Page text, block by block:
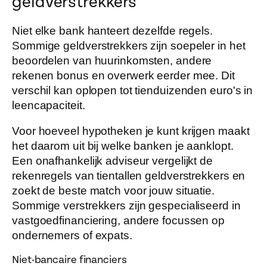
Niet elke bank hanteert dezelfde regels.
Sommige geldverstrekkers zijn soepeler in het
beoordelen van huurinkomsten, andere
rekenen bonus en overwerk eerder mee. Dit
verschil kan oplopen tot tienduizenden euro's in
leencapaciteit.
Voor hoeveel hypotheken je kunt krijgen maakt
het daarom uit bij welke banken je aanklopt.
Een onafhankelijk adviseur vergelijkt de
rekenregels van tientallen geldverstrekkers en
zoekt de beste match voor jouw situatie.
Sommige verstrekkers zijn gespecialiseerd in
vastgoedfinanciering, andere focussen op
ondernemers of expats.
Niet-bancaire financiers